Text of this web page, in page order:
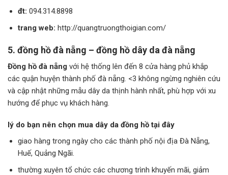
đt: 094.314.8898
trang web: http://quangtruongthoigian.com/
5. đồng hồ đà nẵng – đồng hồ dây da đà nẵng
Đồng hồ đà nẵng với hệ thống lên đến 8 cửa hàng phủ khắp
các quận huyện thành phố đà nẵng. <3 không ngừng nghiên cứu
và cập nhật những mẫu dây da thịnh hành nhất, phù hợp với xu
hướng để phục vụ khách hàng.
lý do bạn nên chọn mua dây da đồng hồ tại đây
giao hàng trong ngày cho các thành phố nội địa Đà Nẵng,
Huế, Quảng Ngãi.
thường xuyên tổ chức các chương trình khuyến mãi, giảm